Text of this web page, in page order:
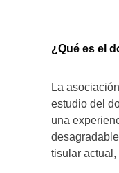
¿Qué es el
La
estudio del
una
tisular